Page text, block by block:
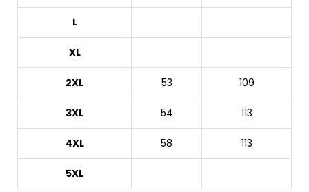
L
XL
2XL 53 109
3XL 54 113
4XL 58 113
5XL